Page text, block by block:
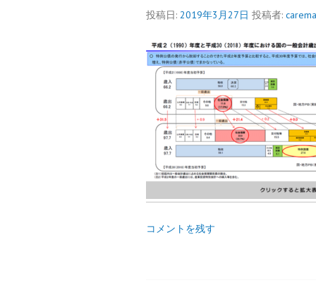
投稿日: 2019年3月27日 投稿者:
コメントを残す